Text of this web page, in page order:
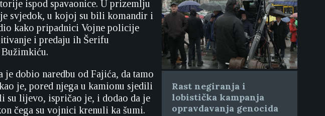
ispod spavaonice. U prizemlju
svjedok, u kojoj su bili komandir i
kako pripadnici Vojne policije
i predaju ih Šerifu
je dobio naredbu od Fajića, da tamo
je, pored njega u kamionu sjedili
su lijevo, ispričao je, i dodao da je
čega su vojnici krenuli ka šumi.
Rast negiranja i
lobistička kampanja
opravdavanja genocida